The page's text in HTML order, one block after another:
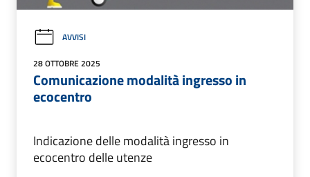
AVVISI
28 OTTOBRE 2025
Comunicazione modalità ingresso in
ecocentro
Indicazione delle modalità ingresso in
ecocentro delle utenze